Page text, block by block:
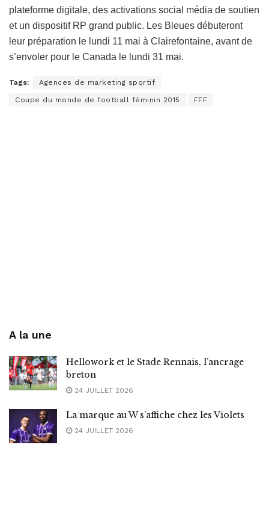
plateforme digitale, des activations social média de soutien
et un dispositif RP grand public. Les Bleues débuteront
leur préparation le lundi 11 mai à Clairefontaine, avant de
s’envoler pour le Canada le lundi 31 mai.
Tags: Agences de marketing sportif
Coupe du monde de football féminin 2015 FFF
A la une
Hellowork et le Stade Rennais, l’ancrage
breton
24 JUILLET 2026
La marque au W s’affiche chez les Violets
24 JUILLET 2026